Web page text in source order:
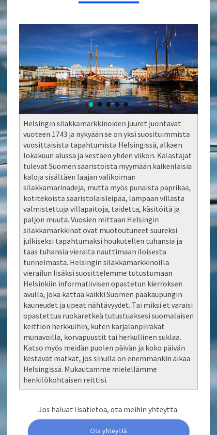
Helsingin silakkamarkkinoiden juuret juontavat
vuoteen 1743 ja nykyään se on yksi suosituimmista
vuosittaisista tapahtumista Helsingissä, alkaen
lokakuun alussa ja kestäen yhden viikon. Kalastajat
tulevat Suomen saaristoista myymään kaikenlaisia
kaloja sisältäen laajan valikoiman
silakkamarinadeja, mutta myös punaista paprikaa,
kotitekoista saaristolaisleipää, lampaan villasta
valmistettuja villapaitoja, taidetta, käsitöitä ja
paljon muuta. Vuosien mittaan Helsingin
silakkamarkkinat ovat muotoutuneet suureksi
julkiseksi tapahtumaksi houkutellen tuhansia ja
taas tuhansia vieraita nauttimaan iloisesta
tunnelmasta. Helsingin silakkamarkkinoilla
vierailun lisäksi suosittelemme tutustumaan
Helsinkiin informatiivisen opastetun kierroksen
avulla, joka kattaa kaikki Suomen pääkaupungin
kauneudet ja upeat nähtävyydet. Tai miksi et varaisi
opastettua ruokaretkeä tutustuaksesi suomalaisen
keittiön herkkuihin, kuten karjalanpiirakat
munavoilla, korvapuustit tai herkullinen suklaa.
Katso myös meidän puolen päivän ja koko päivän
kestävät matkat, jos sinulla on enemmänkin aikaa
Helsingissä. Mukautamme mielellämme
henkilökohtaisen reittisi.
Jos haluat lisätietoa, ota meihin yhteyttä.
Ota yhteyttä